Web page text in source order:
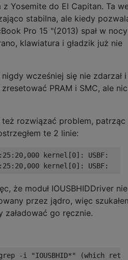
z Yosemite do El Capitan. Ta
stabilna, ale kiedy
Pro 15 "(2013) spał w
klawiatura i gładzik już nie
wcześniej się nie zdarzał i
zresetować PRAM i SMC, ale
też rozwiązać problem, patrząc
te 2 linie:
kernel[0]: USBF:
że moduł IOUSBHIDDriver nie
przez jądro, więc
załadować go ręcznie.
-i "IOUSBHID*" (which